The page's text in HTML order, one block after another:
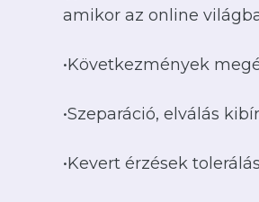
amikor az online
•Következmények
•Szeparáció, elválás
•Kevert érzések